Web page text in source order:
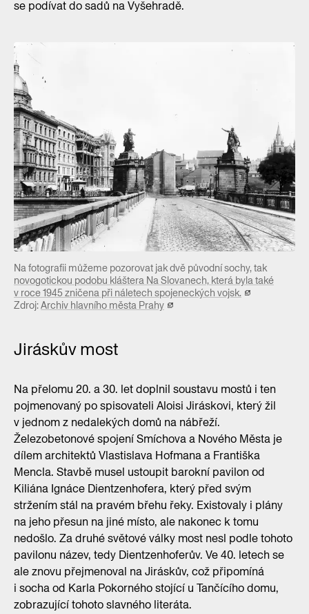
se podívat do sadů na Vyšehradě.
Na fotografii můžeme pozorovat jak dvě původní sochy, tak
novogotickou podobu kláštera Na Slovanech, která byla také
v roce 1945 zničena při náletech spojeneckých vojsk.
Zdroj:Archiv hlavního města Prahy
Jiráskův most
Na přelomu 20. a 30. let doplnil soustavu mostů i ten
pojmenovaný po spisovateli Aloisi Jiráskovi, který žil
v jednom z nedalekých domů na nábřeží.
Železobetonové spojení Smíchova a Nového Města je
dílem architektů Vlastislava Hofmana a Františka
Mencla. Stavbě musel ustoupit barokní pavilon od
Kiliána Ignáce Dientzenhofera, který před svým
stržením stál na pravém břehu řeky. Existovaly i plány
na jeho přesun na jiné místo, ale nakonec k tomu
nedošlo. Za druhé světové války most nesl podle tohoto
pavilonu název, tedy Dientzenhoferův. Ve 40. letech se
ale znovu přejmenoval na Jiráskův, což připomíná
i socha od Karla Pokorného stojící u Tančícího domu,
zobrazující tohoto slavného literáta.